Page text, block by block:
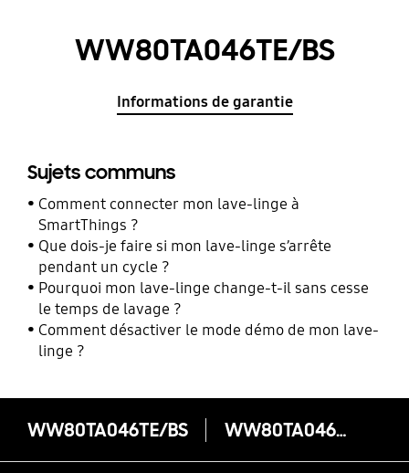
WW80TA046TE/BS
Informations de garantie
Sujets communs
Comment connecter mon lave-linge à
SmartThings ?
Que dois-je faire si mon lave-linge s’arrête
pendant un cycle ?
Pourquoi mon lave-linge change-t-il sans cesse
le temps de lavage ?
Comment désactiver le mode démo de mon lave-
linge ?
WW80TA046TE/BS WW80TA046TE/BS